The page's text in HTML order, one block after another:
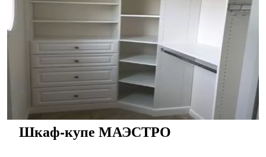
Шкаф-купе МАЭСТРО